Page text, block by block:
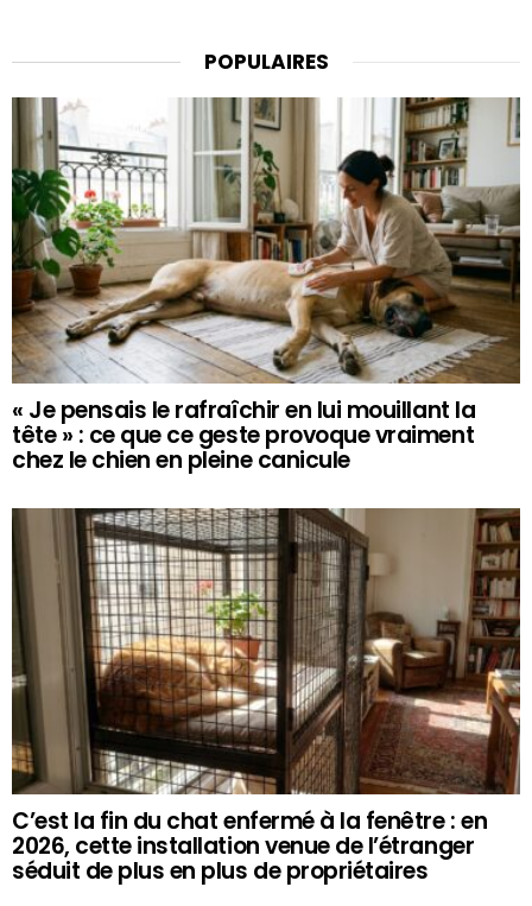
POPULAIRES
« Je pensais le rafraîchir en lui mouillant la
tête » : ce que ce geste provoque vraiment
chez le chien en pleine canicule
C’est la fin du chat enfermé à la fenêtre : en
2026, cette installation venue de l’étranger
séduit de plus en plus de propriétaires